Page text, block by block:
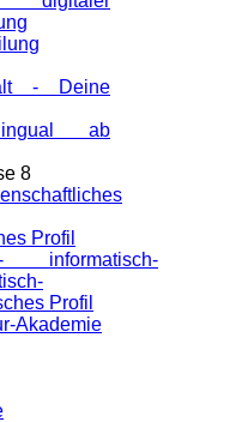
- Deine
ab
8
Profil
Profil
Akademie